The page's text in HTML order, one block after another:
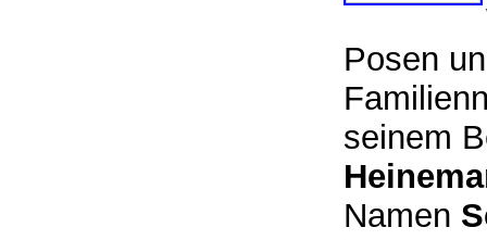
Posen
seinem
Namen